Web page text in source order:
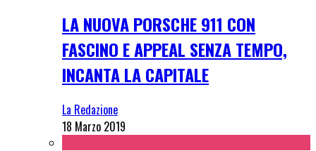
LA NUOVA PORSCHE 911 CON
FASCINO E APPEAL SENZA TEMPO,
INCANTA LA CAPITALE
La Redazione
18 Marzo 2019